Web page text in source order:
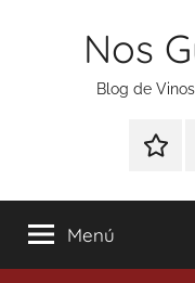
Nos
Blog de
Tonics
Menú